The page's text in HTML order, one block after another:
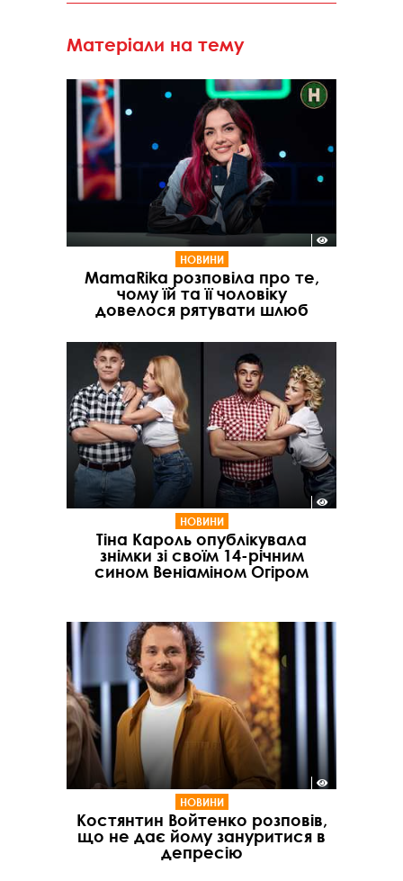
Матеріали на тему
НОВИНИ
MamaRika розповіла про те,
чому їй та її чоловіку
довелося рятувати шлюб
НОВИНИ
Тіна Кароль опублікувала
знімки зі своїм 14-річним
сином Веніаміном Огіром
НОВИНИ
Костянтин Войтенко розповів,
що не дає йому зануритися в
депресію